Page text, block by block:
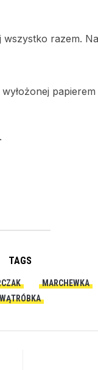
razem.
TAGS
MARCHEWKA
WĄTRÓBKA